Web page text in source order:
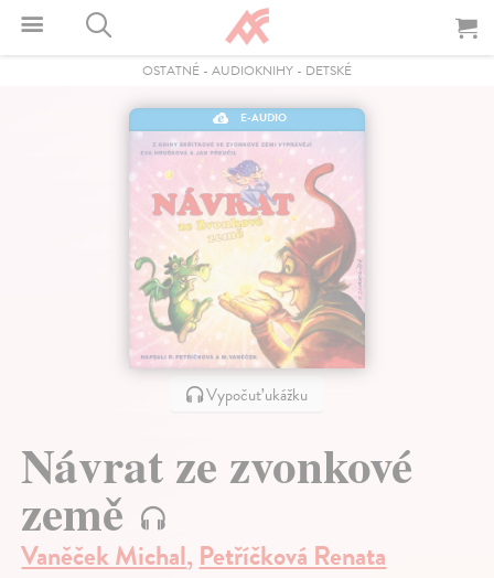
OSTATNÉ - AUDIOKNIHY - DETSKÉ
E-AUDIO
Vypočuť ukážku
Návrat ze zvonkové
země
Vaněček Michal,Petříčková Renata